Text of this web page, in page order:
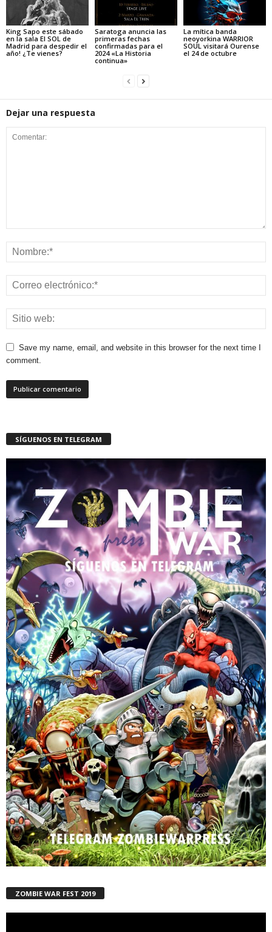
King Sapo este sábado
en la sala El SOL de
Madrid para despedir el
año! ¿Te vienes?
Saratoga anuncia las
primeras fechas
confirmadas para el
2024 «La Historia
continua»
La mítica banda
neoyorkina WARRIOR
SOUL visitará Ourense
el 24 de octubre
Dejar una respuesta
Save my name, email, and website in this browser for the next time I
comment.
SÍGUENOS EN TELEGRAM
ZOMBIE WAR FEST 2019